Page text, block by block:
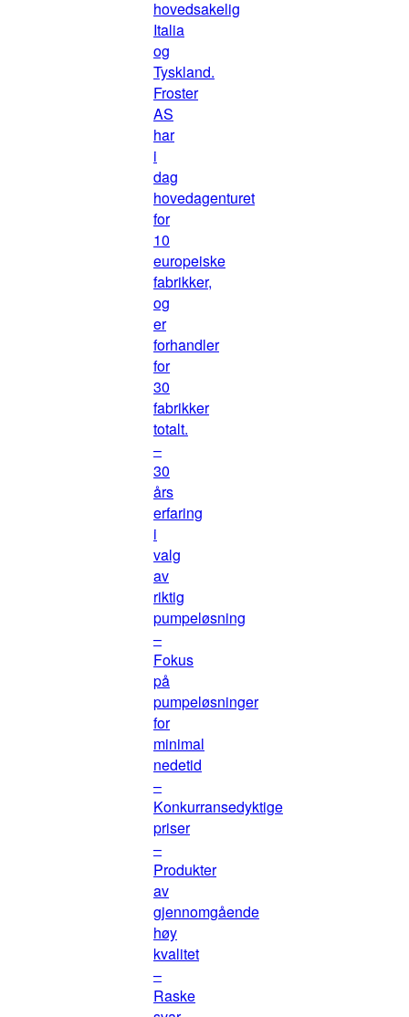
hovedsakelig
Italia
og
Tyskland.
Froster
AS
har
i
dag
hovedagenturet
for
10
europeiske
fabrikker,
og
er
forhandler
for
30
fabrikker
totalt.
–
30
års
erfaring
i
valg
av
riktig
pumpeløsning
–
Fokus
på
pumpeløsninger
for
minimal
nedetid
–
Konkurransedyktige
priser
–
Produkter
av
gjennomgående
høy
kvalitet
–
Raske